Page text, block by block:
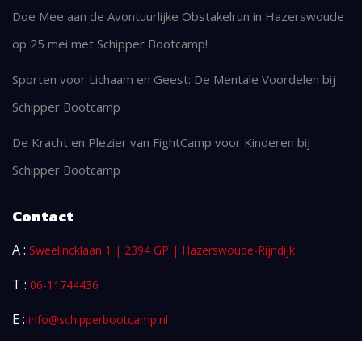
Doe Mee aan de Avontuurlijke Obstakelrun in Hazerswoude
op 25 mei met Schipper Bootcamp!
Sporten voor Lichaam en Geest: De Mentale Voordelen bij
Schipper Bootcamp
De Kracht en Plezier van FightCamp voor Kinderen bij
Schipper Bootcamp
Contact
A : Sweelincklaan 1 | 2394 GP | Hazerswoude-Rijndijk
T : 06-11744436
E : info@schipperbootcamp.nl